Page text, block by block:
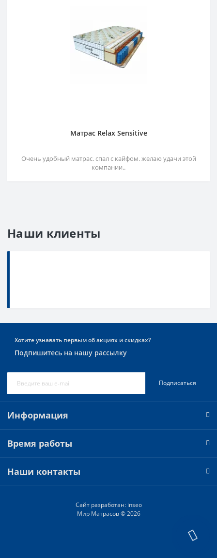
Матрас Relax Sensitive
Очень удобный матрас. спал с кайфом. желаю удачи этой
компании..
Наши клиенты
Хотите узнавать первым об акциях и скидках?
Подпишитесь на нашу рассылку
Подписаться
Информация
Время работы
Наши контакты
Сайт разработан: inseo
Мир Матрасов © 2026